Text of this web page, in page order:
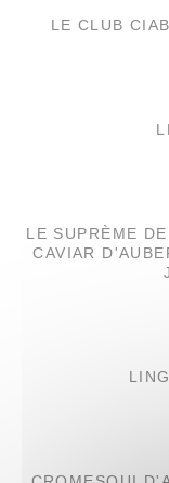
LE CLUB
LE SUPRÈME
CAVIAR